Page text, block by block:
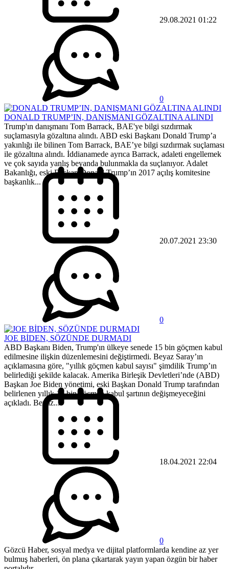
29.08.2021 01:22
0
DONALD TRUMP’IN, DANIŞMANI GÖZALTINA ALINDI
Trump'ın danışmanı Tom Barrack, BAE'ye bilgi sızdırmak
suçlamasıyla gözaltına alındı. ABD eski Başkanı Donald Trump’a
yakınlığı ile bilinen Tom Barrack, BAE’ye bilgi sızdırmak suçlaması
ile gözaltına alındı. İddianamede ayrıca Barrack, adaleti engellemek
ve çok sayıda yanlış beyanda bulunmakla da suçlanıyor. Adalet
Bakanlığı, eski Başkan Donald Trump’ın 2017 açılış komitesine
başkanlık...
20.07.2021 23:30
0
JOE BİDEN, SÖZÜNDE DURMADI
ABD Başkanı Biden, Trump'ın ülkeye senede 15 bin göçmen kabul
edilmesine ilişkin düzenlemesini değiştirmedi. Beyaz Saray’ın
açıklamasına göre, "yıllık göçmen kabul sayısı" şimdilik Trump’ın
belirlediği şekilde kalacak. Amerika Birleşik Devletleri’nde (ABD)
Başkan Joe Biden yönetimi, eski Başkan Donald Trump tarafından
belirlenen yıllık 15 bin göçmen kabul şartının değişmeyeceğini
açıkladı. Beyaz...
18.04.2021 22:04
0
Gözcü Haber, sosyal medya ve dijital platformlarda kendine az yer
bulmuş haberleri, ön plana çıkartarak yayın yapan özgün bir haber